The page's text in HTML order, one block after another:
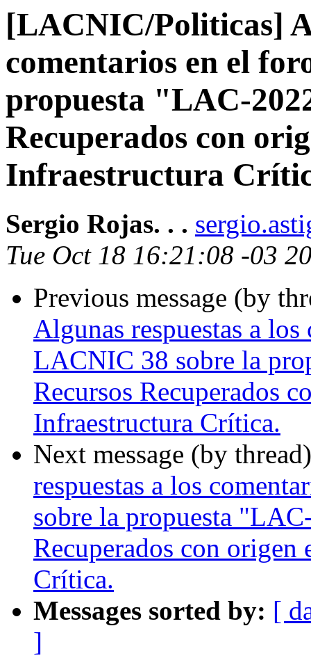
[LACNIC/Politicas]
comentarios en el
propuesta "LAC-
Recuperados con
Infraestructura
Sergio Rojas. . .
Tue Oct 18 16:21:08 -03
Previous message (by
Algunas respuestas a
LACNIC 38 sobre la
Recursos Recuperados
Infraestructura Crítica.
Next message (by
respuestas a los
sobre la propuesta
Recuperados con origen
Crítica.
Messages sorted by: [
]